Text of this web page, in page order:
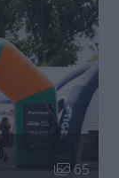
Liczba
65